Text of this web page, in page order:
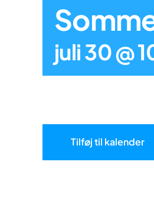
juli 30 @
Tilføj til kalender